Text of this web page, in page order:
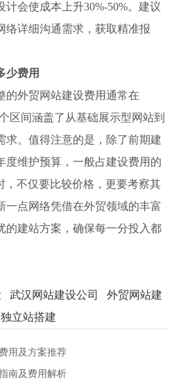
会使成本上升30%-50%。建议
络详细沟通需求，获取精准报
少费用
的外贸网站建设费用通常在
区间涵盖了从基础展示型网站到
求。值得注意的是，除了前期建
度维护预算，一般占建设费用的
，不仅要比较价格，更要考察其
一点网络凭借在外贸领域的丰富
的建站方案，确保每一分投入都
武汉网站建设公司
外贸网站建
独立站搭建
用及方案推荐
南及费用解析